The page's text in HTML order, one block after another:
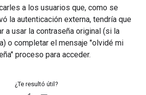
a los usuarios que, como se
la autenticación externa, tendría que
a usar la contraseña original (si la
o completar el mensaje "olvidé mi
proceso para acceder.
¿Te resultó útil?